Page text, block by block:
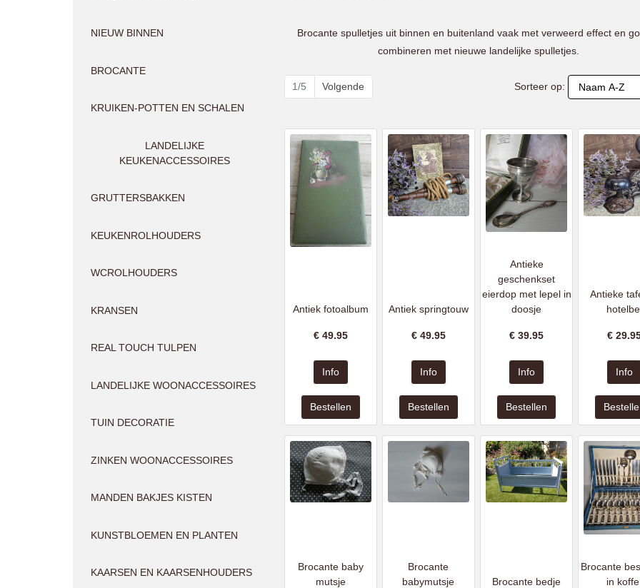
NIEUW BINNEN
BROCANTE
KRUIKEN-POTTEN EN SCHALEN
LANDELIJKE
KEUKENACCESSOIRES
GRUTTERSBAKKEN
KEUKENROLHOUDERS
WCROLHOUDERS
KRANSEN
REAL TOUCH TULPEN
LANDELIJKE WOONACCESSOIRES
TUIN DECORATIE
ZINKEN WOONACCESSOIRES
MANDEN BAKJES KISTEN
KUNSTBLOEMEN EN PLANTEN
KAARSEN EN KAARSENHOUDERS
Brocante spulletjes uit binnen en buitenland vaak met verweerd effect en
combineren met nieuwe landelijke spulletjes.
Sorteer op:
1/5 Volgende
Antiek fotoalbum
€ 49.95
Antiek springtouw
€ 49.95
Antieke
geschenkset
eierdop met lepel in
doosje
€39.95
Antieke
€
Brocante baby
mutsje
Brocante
babymutsje
Brocante bedje
Brocante
in